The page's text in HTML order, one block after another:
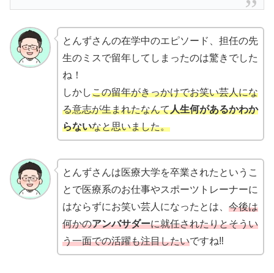
とんずさんの在学中のエピソード、担任の先
生のミスで留年してしまったのは驚きでした
ね！
しかしこの留年がきっかけでお笑い芸人にな
る意志が生まれたなんて人生何があるかわか
らないなと思いました。
とんずさんは医療大学を卒業されたというこ
とで医療系のお仕事やスポーツトレーナーに
はならずにお笑い芸人になったとは、 今後は
何かのアンバサダーに就任されたりとそうい
う一面での活躍も注目したいですね‼